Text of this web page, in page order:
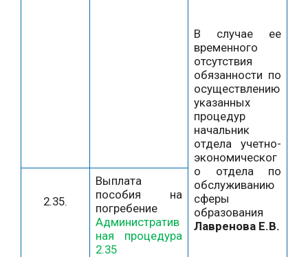
В случае ее
временного
отсутствия
обязанности по
осуществлению
указанных
процедур
начальник
отдела учетно-
экономическог
о отдела по
обслуживанию
сферы
образования
Лавренова Е.В.
2.35.
Выплата
пособия на
погребение
Административ
ная процедура
2.35